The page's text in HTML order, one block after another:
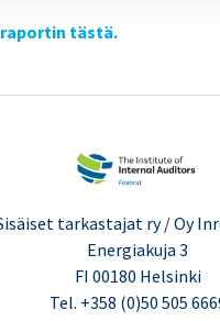
tästä.
tarkastajat ry / Oy
Energiakuja 3
FI 00180 Helsinki
Tel. +358 (0)50 505